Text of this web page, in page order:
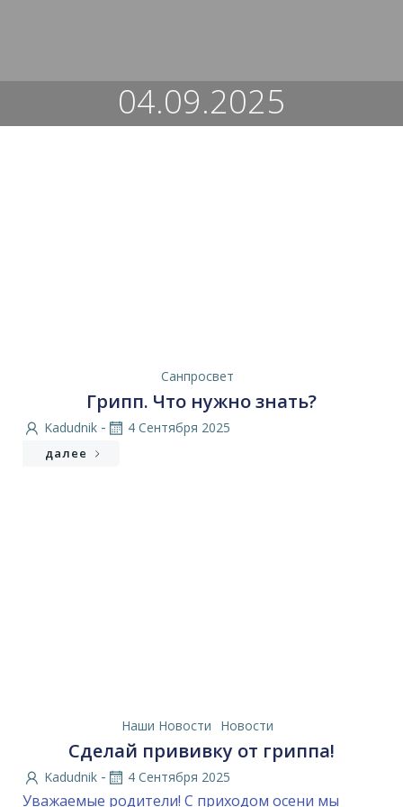
04.09.2025
Санпросвет
Грипп. Что нужно знать?
Kadudnik - 4 Сентября 2025
далее
Наши Новости Новости
Сделай прививку от гриппа!
Kadudnik - 4 Сентября 2025
Уважаемые родители! С приходом осени мы